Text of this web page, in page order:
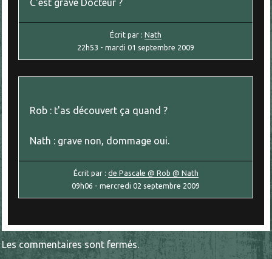
C'est grave Docteur ?
Écrit par :Nath
22h53 -mardi 01 septembre 2009
Rob : t'as découvert ça quand ?
Nath : grave non, dommage oui.
Écrit par : de Pascale @ Rob @ Nath
09h06 -mercredi 02 septembre 2009
Les commentaires sont fermés.